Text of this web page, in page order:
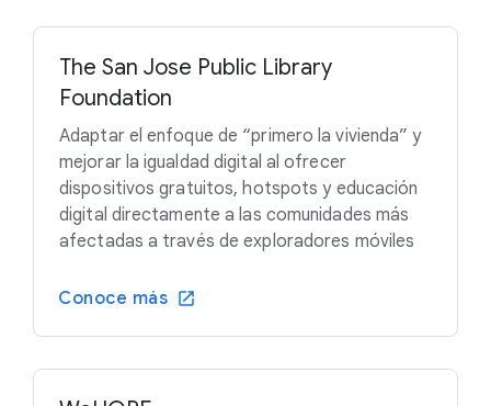
The San Jose Public Library
Foundation
Adaptar el enfoque de “primero la vivienda” y
mejorar la igualdad digital al ofrecer
dispositivos gratuitos, hotspots y educación
digital directamente a las comunidades más
afectadas a través de exploradores móviles
Conoce más